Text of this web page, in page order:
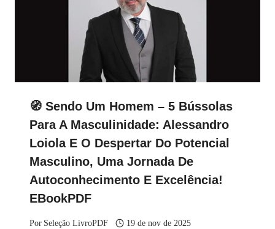
🧭 Sendo Um Homem – 5 Bússolas
Para A Masculinidade: Alessandro
Loiola E O Despertar Do Potencial
Masculino, Uma Jornada De
Autoconhecimento E Excelência!
EBookPDF
Por Seleção LivroPDF 19 de nov de 2025